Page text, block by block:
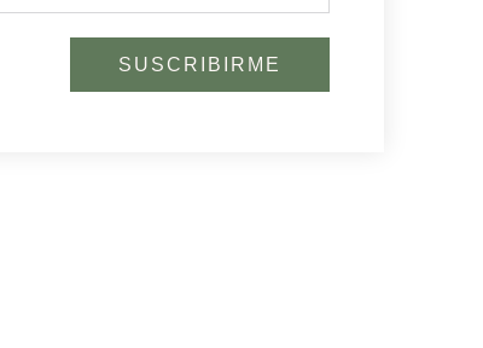
SUSCRIBIRME